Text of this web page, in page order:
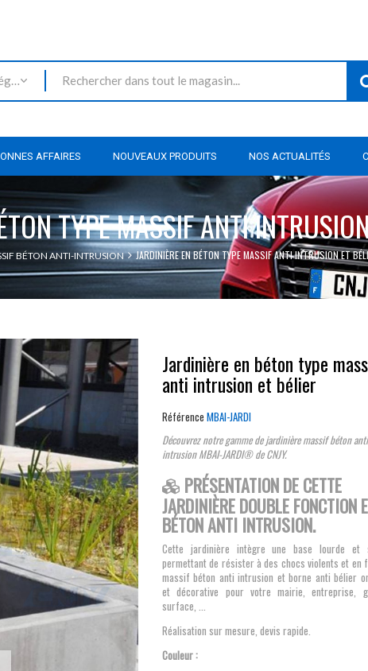
Toutes les catégories
AFFAIRES NOUVEAUX PRODUITS NOS ACTUALITÉS
TYPE MASSIF ANTI
BÉTON ANTI-INTRUSION JARDINIÈRE EN BÉTON TYPE MASSIF ANTI INTRUSION ET
Jardinière en béton type
anti intrusion et bélier
Référence MBAI-JARDI
Découvrez notre gamme de jardinière massif béton anti
intrusion MBAI-JARDI® de CNJY.
PRÉSENTATION DE CETTE
JARDINIÈRE DOUBLE FONCTION
BÉTON ANTI INTRUSION.
Cette jardinière intègre une base lourde et
permettant de résister à des chocs violents et en
massif béton anti intrusion et borne anti bélier
et décorative pour votre mairie, entreprise,
surface, ...
Réalisation sur mesure, devis rapide.
Couleur :